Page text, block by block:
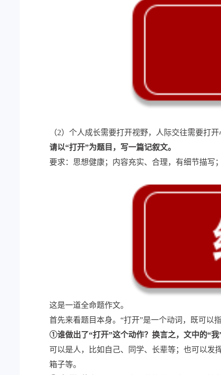
（2）个人成长需要打开视野，人际交往需要
请以“打开”为题目，写一篇记叙文。
要求：思想健康；内容充实、合理，有细节描写
这是一道全命题作文。
首先来看题目本身。“打开”是一个动词，既可以
①谁做出了“打开”这个动作？换言之，文中的“我
可以是人，比如自己、同学、长辈等；也可以发
箱子等。